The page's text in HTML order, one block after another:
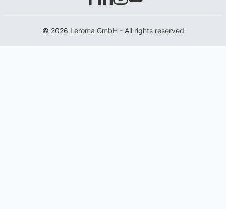
© 2026 Leroma GmbH - All rights reserved